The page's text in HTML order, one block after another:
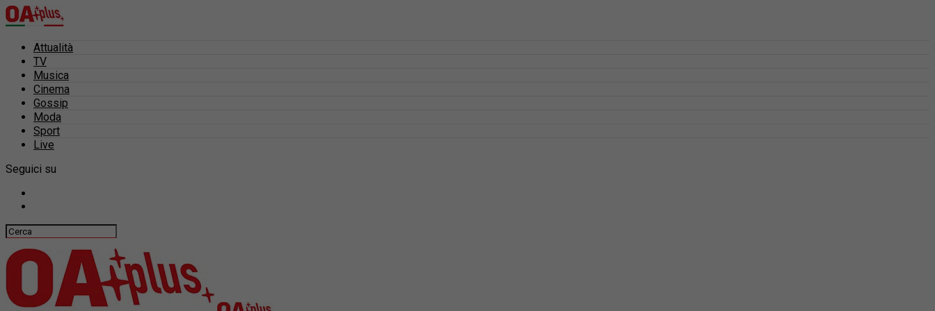
Attualità
TV
Musica
Cinema
Gossip
Moda
Sport
Live
Seguici su